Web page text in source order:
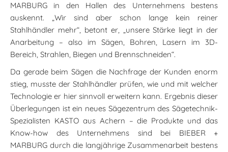
MARBURG in den Hallen des Unternehmens bestens
auskennt. „Wir sind aber schon lange kein reiner
Stahlhändler mehr“, betont er, „unsere Stärke liegt in der
Anarbeitung – also im Sägen, Bohren, Lasern im 3D-
Bereich, Strahlen, Biegen und Brennschneiden“.
Da gerade beim Sägen die Nachfrage der Kunden enorm
stieg, musste der Stahlhändler prüfen, wie und mit welcher
Technologie er hier sinnvoll erweitern kann. Ergebnis dieser
Überlegungen ist ein neues Sägezentrum des Sägetechnik-
Spezialisten KASTO aus Achern – die Produkte und das
Know-how des Unternehmens sind bei BIEBER +
MARBURG durch die langjährige Zusammenarbeit bestens